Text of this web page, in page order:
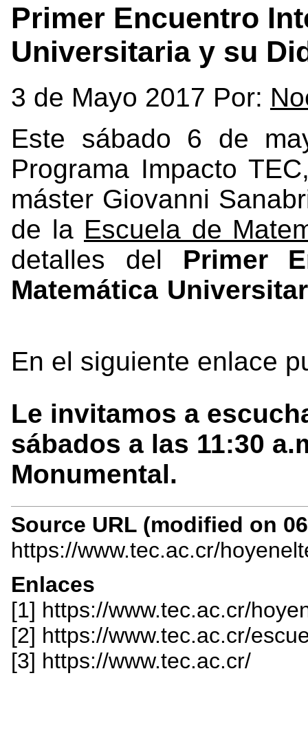
Primer Encuentro
Universitaria y su
3 de Mayo 2017 Por:
Este
sábado 6 de
Programa Impacto
máster Giovanni
de la Escuela de
detalles del Primer
Matemática
En el siguiente enlace
Le invitamos a
sábados a las 11:30
Monumental.
Source URL (modified on
https://www.tec.ac.cr/
Enlaces
[1] https://www.tec.ac.cr/
[2] https://www.tec.ac.cr/
[3] https://www.tec.ac.cr/